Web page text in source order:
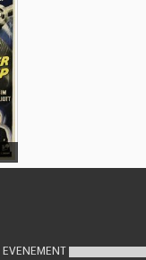
EVENEMENT